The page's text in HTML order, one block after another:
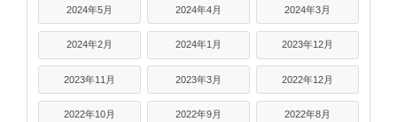
2024年5月 2024年4月 2024年3月
2024年2月 2024年1月 2023年12月
2023年11月 2023年3月 2022年12月
2022年10月 2022年9月 2022年8月